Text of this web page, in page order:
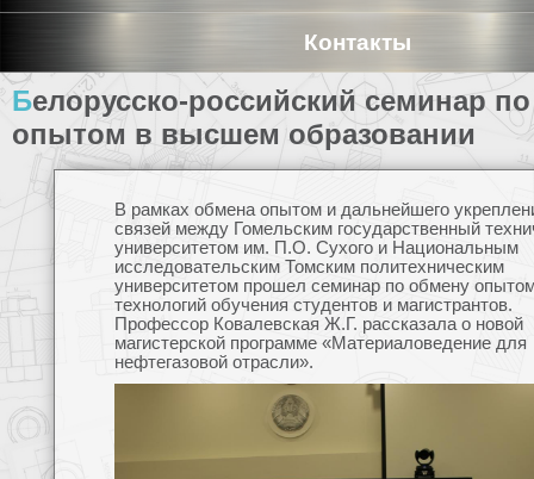
Контакты
Белорусско-российский семинар по обмену
опытом в высшем образовании
В рамках обмена опытом и дальнейшего
связей между Гомельским государственный
университетом им. П.О. Сухого и Национальным
исследовательским Томским политехническим
университетом прошел семинар по обмену
технологий обучения студентов и магистрантов.
Профессор Ковалевская Ж.Г. рассказала о новой
магистерской программе «Материаловедение для
нефтегазовой отрасли».